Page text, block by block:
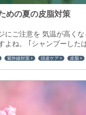
めの夏の皮脂対策
にご注意を 気温が高く
よね。 ｢シャンプーした
紫外線対策 頭皮ケア 皮脂